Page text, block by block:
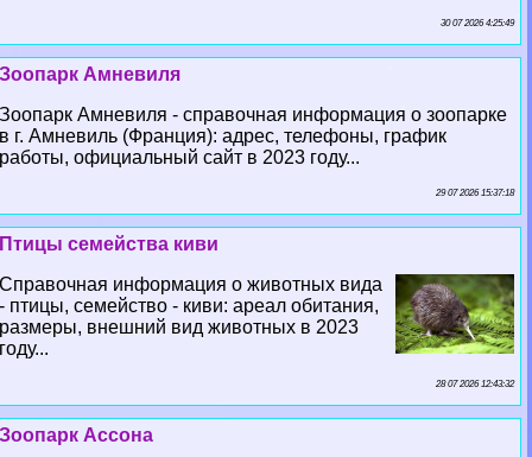
30 07 2026 4:25:49
Зоопарк Амневиля
Зоопарк Амневиля - справочная информация о зоопарке
в г. Амневиль (Франция): адрес, телефоны, график
работы, официальный сайт в 2023 году...
29 07 2026 15:37:18
Птицы семейства киви
Справочная информация о животных вида
- птицы, семейство - киви: ареал обитания,
размеры, внешний вид животных в 2023
году...
28 07 2026 12:43:32
Зоопарк Ассона